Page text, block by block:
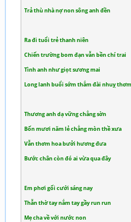
Trả thù nhà nợ non sông anh đền
Ra đi tuổi trẻ thanh niên
Chiến trường bom đạn vẫn bền chí trai
Tình anh như giọt sương mai
Long lanh buổi sớm thắm đài nhuỵ thơm
Thương anh dạ vững chẳng sờn
Bốn mươi năm lẻ chẳng mòn thề xưa
Vẫn thơm hoa bưởi hương đưa
Bước chân còn đó ai vừa qua đây
Em phơi gối cưới sáng nay
Thẫn thờ tay nắm tay gầy run run
Mẹ cha về với nước non